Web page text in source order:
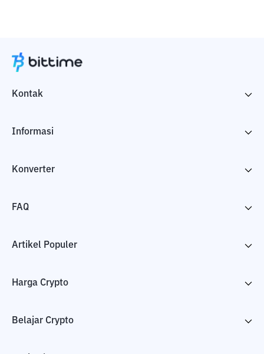
Kontak
Informasi
Konverter
FAQ
Artikel Populer
Harga Crypto
Belajar Crypto